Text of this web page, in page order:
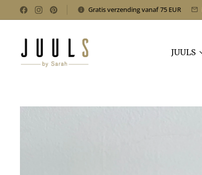
Gratis verzending vanaf 75 EUR
JUULS